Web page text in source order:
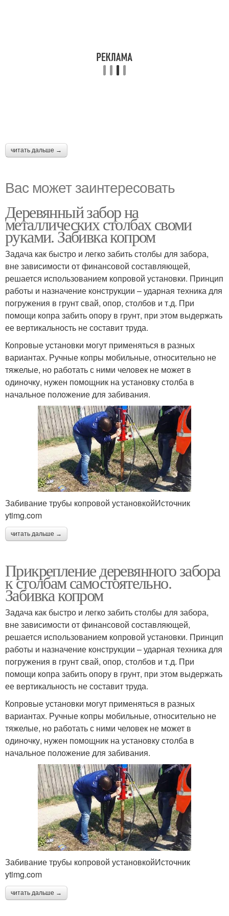
читать дальше →
Вас может заинтересовать
Деревянный забор на
металлических столбах своми
руками. Забивка копром
Задача как быстро и легко забить столбы для забора,
вне зависимости от финансовой составляющей,
решается использованием копровой установки. Принцип
работы и назначение конструкции – ударная техника для
погружения в грунт свай, опор, столбов и т.д. При
помощи копра забить опору в грунт, при этом выдержать
ее вертикальность не составит труда.
Копровые установки могут применяться в разных
вариантах. Ручные копры мобильные, относительно не
тяжелые, но работать с ними человек не может в
одиночку, нужен помощник на установку столба в
начальное положение для забивания.
Забивание трубы копровой установкойИсточник
ytimg.com
читать дальше →
Прикрепление деревянного забора
к столбам самостоятельно.
Забивка копром
Задача как быстро и легко забить столбы для забора,
вне зависимости от финансовой составляющей,
решается использованием копровой установки. Принцип
работы и назначение конструкции – ударная техника для
погружения в грунт свай, опор, столбов и т.д. При
помощи копра забить опору в грунт, при этом выдержать
ее вертикальность не составит труда.
Копровые установки могут применяться в разных
вариантах. Ручные копры мобильные, относительно не
тяжелые, но работать с ними человек не может в
одиночку, нужен помощник на установку столба в
начальное положение для забивания.
Забивание трубы копровой установкойИсточник
ytimg.com
читать дальше →